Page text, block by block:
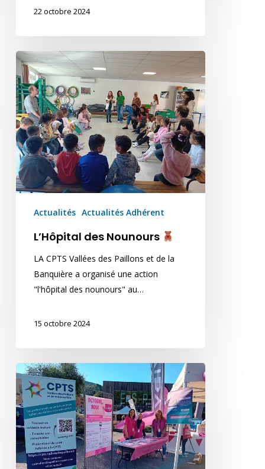
22 octobre 2024
L’Hôpital
des
Nounours
Actualités Actualités Adhérent
L’Hôpital des Nounours
LA CPTS Vallées des Paillons et de la
Banquière a organisé une action
"l'hôpital des nounours" au…
15 octobre 2024
Journée
de
sensibilisation
contre
le
cancer
du